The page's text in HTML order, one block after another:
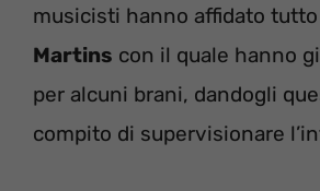
musicisti hanno affidato tutto
Martins con il quale hanno
per alcuni brani, dandogli
compito di supervisionare